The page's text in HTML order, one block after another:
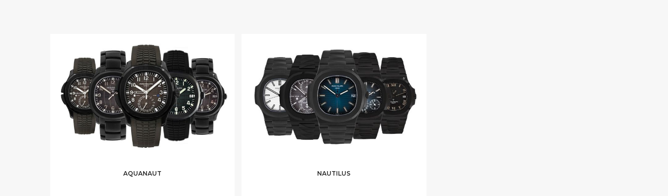
AQUANAUT NAUTILUS